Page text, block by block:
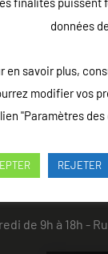
de 9h à 18h -
données
en savoir plus,
modifier vos
lien "Paramètres
REJETER